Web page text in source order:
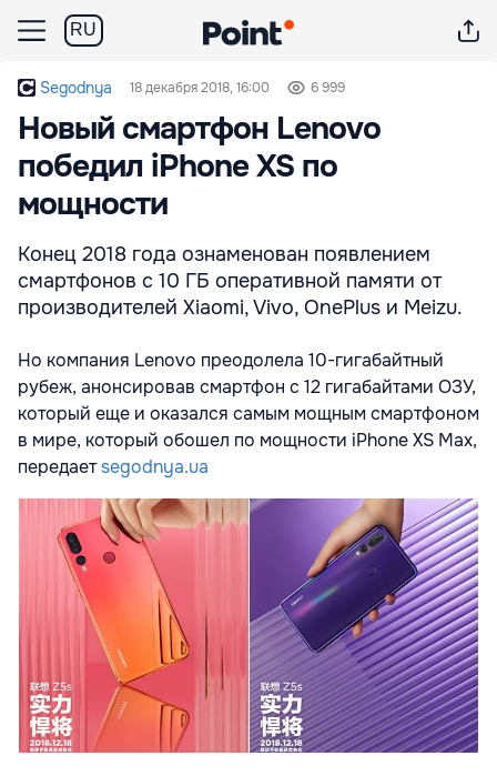
RU
Segodnya 18 декабря 2018, 16:00 6 999
Новый смартфон Lenovo
победил iPhone XS по
мощности
Конец 2018 года ознаменован появлением
смартфонов с 10 ГБ оперативной памяти от
производителей Xiaomi, Vivo, OnePlus и Meizu.
Но компания Lenovo преодолела 10-гигабайтный
рубеж, анонсировав смартфон с 12 гигабайтами ОЗУ,
который еще и оказался самым мощным смартфоном
в мире, который обошел по мощности iPhone XS Max,
передаетsegodnya.ua